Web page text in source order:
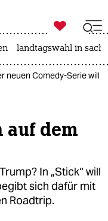

taz zahl ich
landtagswahl in
neuen Comedy-Serie will
auf dem
In „Stick“ will
sich dafür mit
Roadtrip.